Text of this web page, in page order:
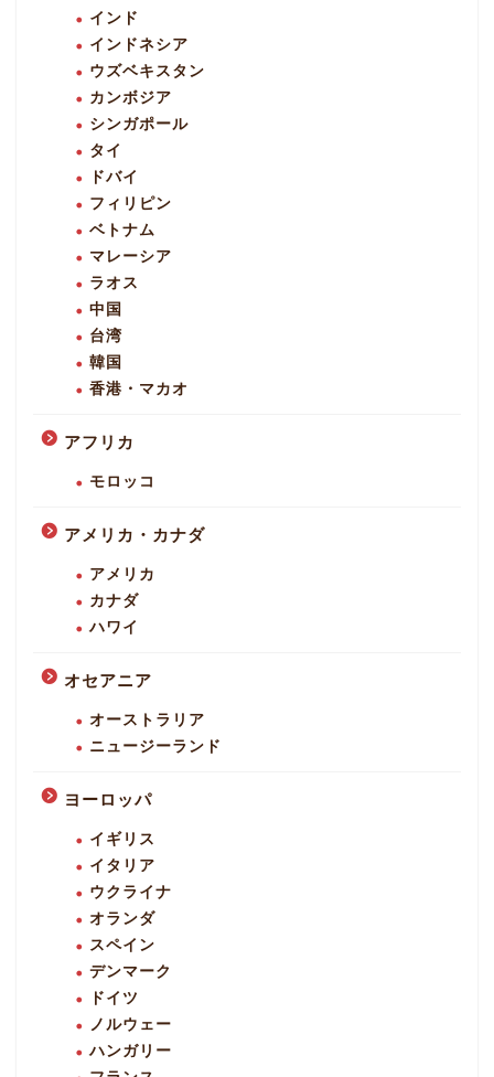
インド
インドネシア
ウズベキスタン
カンボジア
シンガポール
タイ
ドバイ
フィリピン
ベトナム
マレーシア
ラオス
中国
台湾
韓国
香港・マカオ
アフリカ
モロッコ
アメリカ・カナダ
アメリカ
カナダ
ハワイ
オセアニア
オーストラリア
ニュージーランド
ヨーロッパ
イギリス
イタリア
ウクライナ
オランダ
スペイン
デンマーク
ドイツ
ノルウェー
ハンガリー